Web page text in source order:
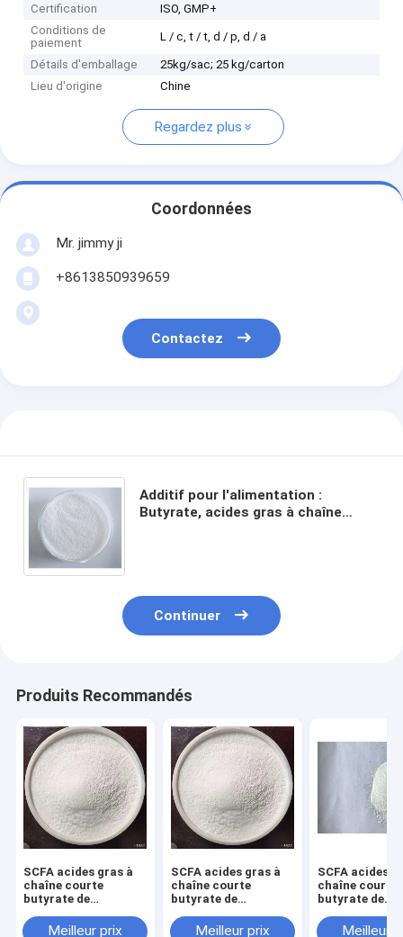
Certification
ISO, GMP+
Conditions de
paiement
L / c, t / t, d / p, d / a
Détails d'emballage
25kg/sac; 25 kg/carton
Lieu d'origine
Chine
Regardez plus
Coordonnées
Mr. jimmy ji
+8613850939659
Contactez
Additif pour l'alimentation :
Butyrate, acides gras à chaîne
Continuer
Produits Recommandés
SCFA acides gras à
chaîne courte
butyrate de
pour truies
Meilleur prix
SCFA acides gras à
chaîne courte
butyrate de
pour truies
Meilleur prix
SCFA acides
chaîne courte
butyrate de
pour truies
Meilleur